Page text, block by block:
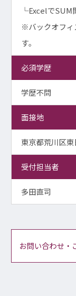
└ExcelでSUM
※バックオフィ
す。
必須学歴
学歴不問
面接地
東京都荒川区
受付担当者
多田直司
お問い合わせ・